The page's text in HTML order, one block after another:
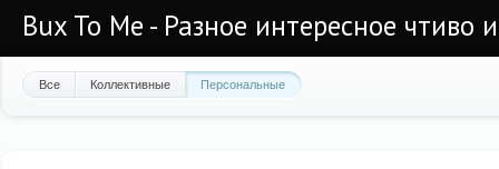
Bux To Me - Разное интересное чтиво
Все Коллективные Персональные